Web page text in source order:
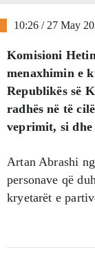
10:26 / 27 May
Komisioni
menaxhimin e
Republikës së
radhës në të
veprimit, si dhe
Artan Abrashi
personave që
kryetarët e